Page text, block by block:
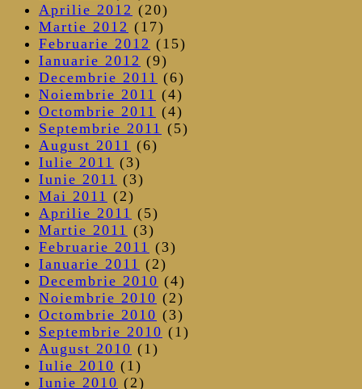
Aprilie 2012 (20)
Martie 2012 (17)
Februarie 2012 (15)
Ianuarie 2012 (9)
Decembrie 2011 (6)
Noiembrie 2011 (4)
Octombrie 2011 (4)
Septembrie 2011 (5)
August 2011 (6)
Iulie 2011 (3)
Iunie 2011 (3)
Mai 2011 (2)
Aprilie 2011 (5)
Martie 2011 (3)
Februarie 2011 (3)
Ianuarie 2011 (2)
Decembrie 2010 (4)
Noiembrie 2010 (2)
Octombrie 2010 (3)
Septembrie 2010 (1)
August 2010 (1)
Iulie 2010 (1)
Iunie 2010 (2)